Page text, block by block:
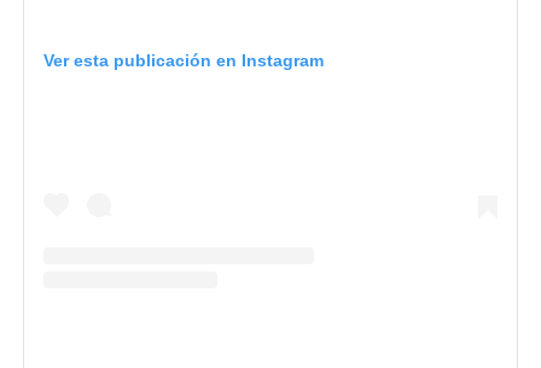
Ver esta publicación en Instagram